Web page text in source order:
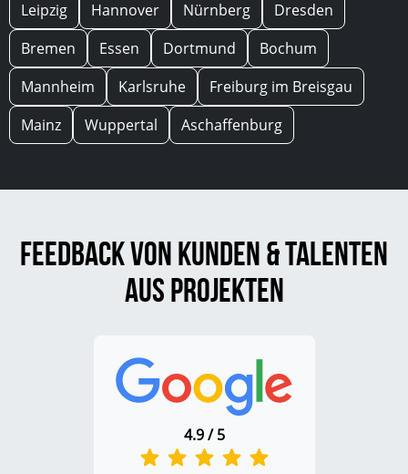
Leipzig
Hannover Nürnberg
Dresden
Bremen
Essen Dortmund
Bochum
Mannheim
Karlsruhe
Freiburg im Breisgau
Mainz
Wuppertal Aschaffenburg
Feedback von Kunden & Talenten
aus Projekten
4.9 / 5